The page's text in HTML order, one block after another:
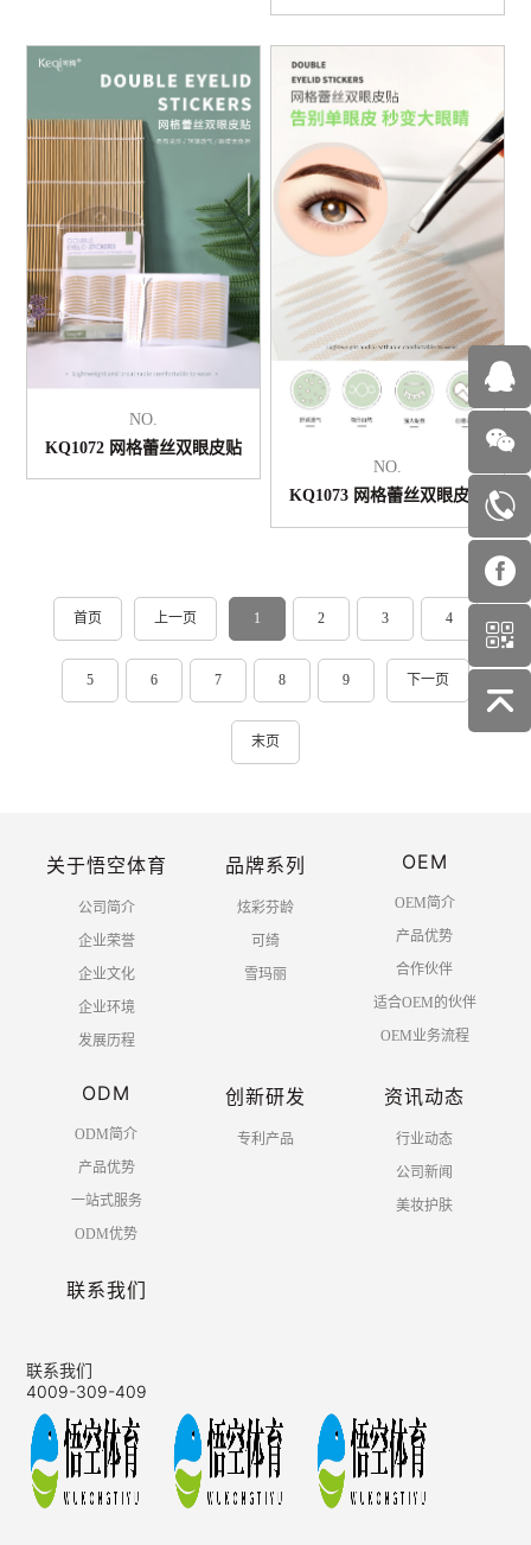
NO.
KQ1072 网格蕾丝双眼皮贴
NO.
KQ1073 网格蕾丝双眼皮贴
首页 上一页 1 2 3 4
5 6 7 8 9 下一页
末页
关于悟空体育
公司简介
企业荣誉
企业文化
企业环境
发展历程
品牌系列
炫彩芬龄
可绮
雪玛丽
OEM
OEM简介
产品优势
合作伙伴
适合OEM的伙伴
OEM业务流程
ODM
ODM简介
产品优势
一站式服务
ODM优势
创新研发
专利产品
资讯动态
行业动态
公司新闻
美妆护肤
联系我们
联系我们
4009-309-409